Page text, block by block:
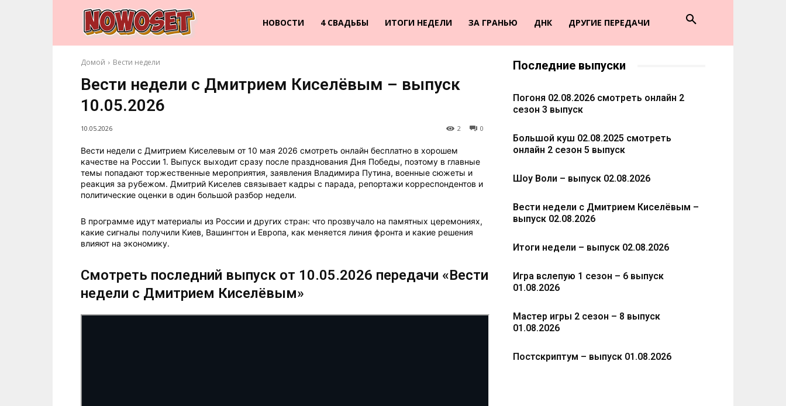
НОВОСТИ 4 СВАДЬБЫ ИТОГИ НЕДЕЛИ ЗА ГРАНЬЮ ДНК ДРУГИЕ ПЕРЕДАЧИ
Домой Вести недели
Вести недели с Дмитрием Киселёвым – выпуск
10.05.2026
0
2
10.05.2026
Вести недели с Дмитрием Киселевым от 10 мая 2026 смотреть онлайн бесплатно в хорошем
качестве на России 1. Выпуск выходит сразу после празднования Дня Победы, поэтому в главные
темы попадают торжественные мероприятия, заявления Владимира Путина, военные сюжеты и
реакция за рубежом. Дмитрий Киселев связывает кадры с парада, репортажи корреспондентов и
политические оценки в один большой разбор недели.
В программе идут материалы из России и других стран: что прозвучало на памятных церемониях,
какие сигналы получили Киев, Вашингтон и Европа, как меняется линия фронта и какие решения
влияют на экономику.
Смотреть последний выпуск от 10.05.2026 передачи «Вести
недели с Дмитрием Киселёвым»
Последние выпуски
Погоня 02.08.2026 смотреть онлайн 2
сезон 3 выпуск
Большой куш 02.08.2025 смотреть
онлайн 2 сезон 5 выпуск
Шоу Воли – выпуск 02.08.2026
Вести недели с Дмитрием Киселёвым –
выпуск 02.08.2026
Итоги недели – выпуск 02.08.2026
Игра вслепую 1 сезон – 6 выпуск
01.08.2026
Мастер игры 2 сезон – 8 выпуск
01.08.2026
Постскриптум – выпуск 01.08.2026